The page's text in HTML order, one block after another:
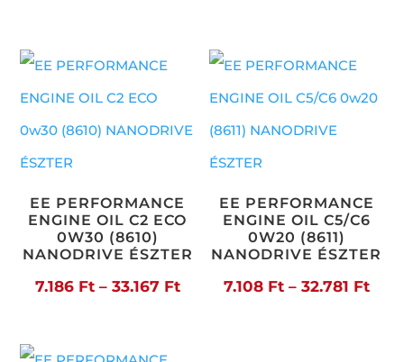
EE PERFORMANCE
ENGINE OIL C2 ECO
0W30 (8610)
NANODRIVE ÉSZTER
7.186 Ft – 33.167 FtÁrtartomány:
EE PERFORMANCE
ENGINE OIL C5/C6
0W20 (8611)
NANODRIVE ÉSZTER
7.108 Ft – 32.781 Ft